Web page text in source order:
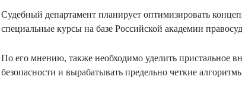
Судебный департамент планирует оптимизировать
специальные курсы на базе Российской академии
По его мнению, также необходимо уделить пристальное
безопасности и вырабатывать предельно четкие